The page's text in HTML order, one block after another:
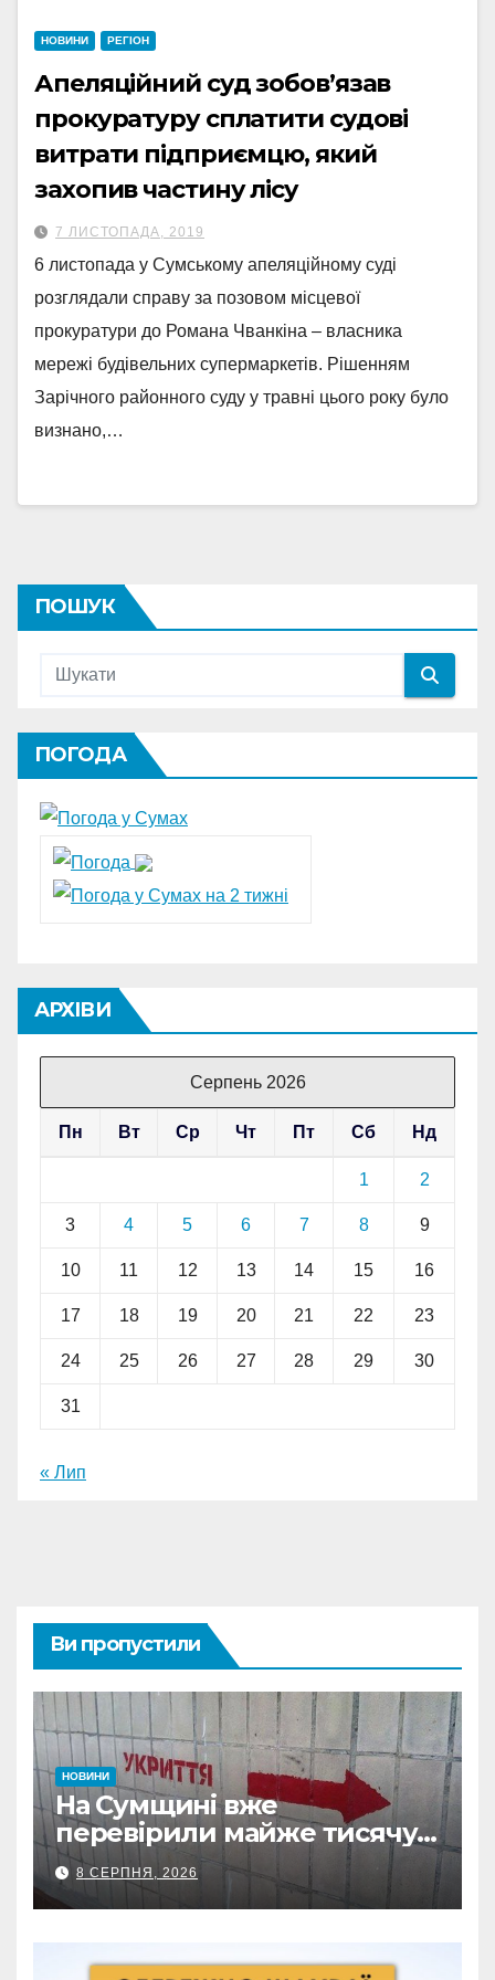
НОВИНИ РЕГІОН
Апеляційний суд зобов’язав
прокуратуру сплатити судові
витрати підприємцю, який
захопив частину лісу
7 ЛИСТОПАДА, 2019
6 листопада у Сумському апеляційному суді
розглядали справу за позовом місцевої
прокуратури до Романа Чванкіна – власника
мережі будівельних супермаркетів. Рішенням
Зарічного районного суду у травні цього року було
визнано,…
ПОШУК
ПОГОДА
АРХІВИ
Серпень 2026
Пн Вт Ср Чт Пт Сб Нд
1 2
3 4 5 6 7 8 9
10 11 12 13 14 15 16
17 18 19 20 21 22 23
24 25 26 27 28 29 30
31
« Лип
Ви пропустили
НОВИНИ
На Сумщині вже
перевірили майже тисячу
укриттів: де виявили
замкнені двері
8 СЕРПНЯ, 2026